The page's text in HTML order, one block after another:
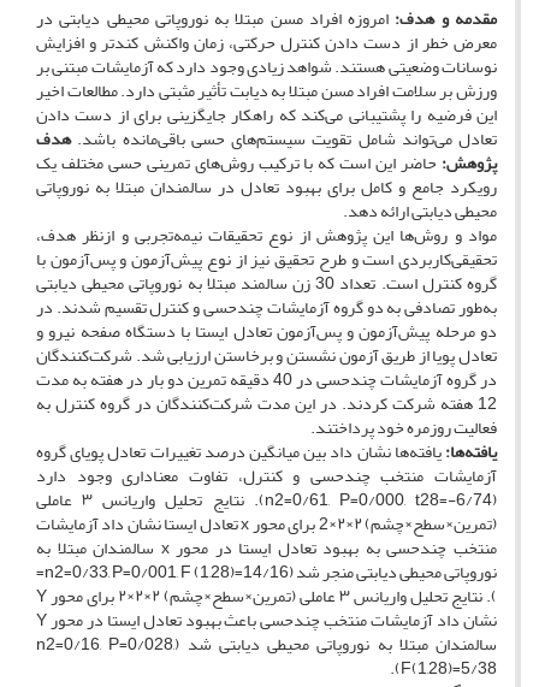
مقدمه و هدف: امروزه افراد مسن مبتلا به نوروپاتی محیطی دیابتی در
معرض خطر از دست دادن کنترل حرکتی، زمان واکنش کندتر و افزایش
نوسانات وضعیتی هستند. شواهد زیادی وجود دارد که آزمایشات مبتنی بر
ورزش بر سلامت افراد مسن مبتلا به دیابت تأثیر مثبتی دارد. مطالعات اخیر
این فرضیه را پشتیبانی می‌کند که راهکار جایگزینی برای از دست دادن
تعادل می‌تواند شامل تقویت سیستم‌های حسی باقی‌مانده باشد.هدف
پژوهش: حاضر این است که با ترکیب روش‌های تمرینی حسی مختلف یک
رویکرد جامع و کامل برای بهبود تعادل در سالمندان مبتلا به نوروپاتی
محیطی دیابتی ارائه دهد.
مواد و روش‌ها این پژوهش از نوع تحقیقات نیمه‌تجربی و ازنظر هدف،
تحقیقی‌کاربردی است و طرح تحقیق نیز از نوع پیش‌آزمون ‌و پس‌آزمون با
گروه کنترل است. تعداد 30 زن سالمند مبتلا به نوروپاتی محیطی دیابتی
به‌طور تصادفی به دو گروه آزمایشات چندحسی و کنترل تقسیم شدند. در
دو مرحله‌ پیش‌آزمون و پس‌آزمون تعادل ایستا با دستگاه صفحه نیرو و
تعادل پویا از طریق آزمون نشستن و برخاستن ارزیابی شد. شرکت‌کنندگان
در گروه‌ آزمایشات چندحسی در 40 دقیقه تمرین دو بار در هفته به مدت
12 هفته شرکت کردند. در این مدت شرکت‌کنندگان در گروه کنترل به
فعالیت روزمره خود پرداختند.
یافته‌ها:یافته‌ها نشان داد بین میانگین درصد تغییرات تعادل پویای گروه
آزمایشات منتخب چندحسی و کنترل، تفاوت معناداری وجود دارد
(n2=0/61, P=0/000, t28=-6/74). نتایج تحلیل واریانس ۳ عاملی
(تمرین×سطح×چشم) ۲×۲×‌2 برای محور x تعادل ایستا نشان داد آزمایشات
منتخب چندحسی به بهبود تعادل ایستا در محور x سالمندان مبتلا به
نوروپاتی محیطی دیابتی منجر شد (14/16=n2=0/33, P=0/001, F (1,28)=
). نتایج تحلیل واریانس ۳ عاملی (تمرین×سطح×چشم) ۲×۲×۲ ‌برای محور Y
نشان داد آزمایشات منتخب چندحسی باعث بهبود تعادل ایستا در محور Y
سالمندان مبتلا به نوروپاتی محیطی دیابتی شد (n2=0/16, P=0/028,
F(1,28)=5/38).